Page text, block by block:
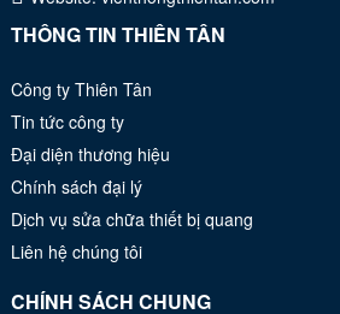
THÔNG TIN THIÊN TÂN
Công ty Thiên Tân
Tin tức công ty
Đại diện thương hiệu
Chính sách đại lý
Dịch vụ sửa chữa thiết bị quang
Liên hệ chúng tôi
CHÍNH SÁCH CHUNG